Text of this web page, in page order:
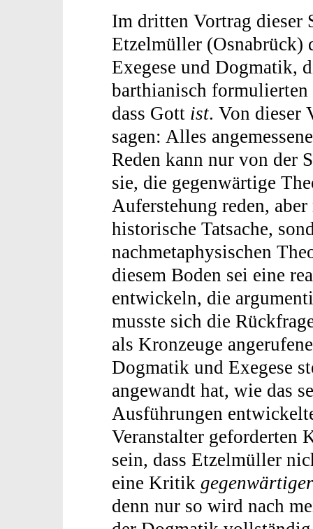
Im dritten Vortrag dieser
Etzelmüller (Osnabrück)
Exegese und Dogmatik,
barthianisch formulierten
dass Gott ist. Von dieser
sagen: Alles
Reden kann nur von der
sie, die gegenwärtige
Auferstehung reden,
historische Tatsache,
nachmetaphysischen
diesem Boden sei eine
entwickeln, die
musste sich die
als Kronzeuge
Dogmatik und Exegese
angewandt hat, wie das
Ausführungen
Veranstalter geforderten
sein, dass Etzelmüller
eine Kritik gegenwärtiger
denn nur so wird nach